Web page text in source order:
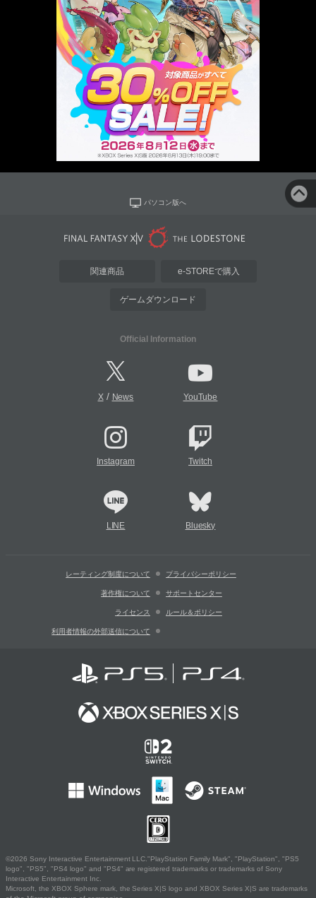
パソコン版へ
関連商品 e-STOREで購入
ゲームダウンロード
Official Information
X/ News YouTube
Instagram Twitch
LINE Bluesky
レーティング制度について プライバシーポリシー
著作権について サポートセンター
ライセンス ルール＆ポリシー
利用者情報の外部送信について
©2026 Sony Interactive Entertainment LLC."PlayStation Family Mark", "PlayStation", "PS5
logo", "PS5", "PS4 logo" and "PS4" are registered trademarks or trademarks of Sony
Interactive Entertainment Inc.
Microsoft, the XBOX Sphere mark, the Series X|S logo and XBOX Series X|S are trademarks